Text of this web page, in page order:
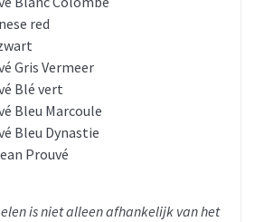
red
Gris Vermeer
Blé vert
Bleu Marcoule
Bleu Dynastie
Prouvé
is niet alleen afhankelijk van het